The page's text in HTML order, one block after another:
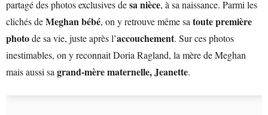
partagé des photos exclusives desa nièce, à sa naissance. Parmi les
clichés deMeghan bébé, on y retrouve même sa toute première
photode sa vie, juste après l’accouchement. Sur ces photos
inestimables, on y reconnait Doria Ragland, la mère de Meghan
mais aussi sa grand-mère maternelle, Jeanette.